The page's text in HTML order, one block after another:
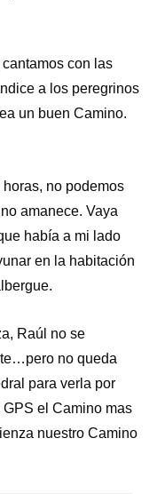
con las
a los peregrinos
un buen Camino.
no podemos
amanece. Vaya
había a mi lado
en la habitación
Raúl no se
no queda
para verla por
el Camino mas
nuestro Camino